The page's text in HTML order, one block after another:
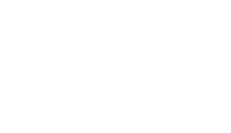
associations/salbakiz/